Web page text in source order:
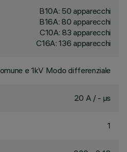
B10A: 50 apparecchi
B16A: 80 apparecchi
C10A: 83 apparecchi
C16A: 136 apparecchi
e 1kV Modo differenziale
20 A / - µs
1